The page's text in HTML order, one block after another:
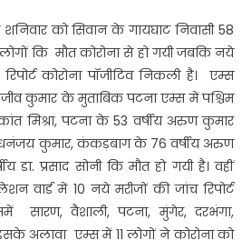
को सिवान के गायघाट निवासी 58
लोगों कि मौत कोरोना से हो गयी जबकि नये
कोरोना पॉजीटिव निकली है। एम्स
कुमार के मुताबिक पटना एम्स में पश्चिम
मिश्रा, पटना के 53 वर्षीय अरुण कुमार
धनंजय कुमार, कंकड़बाग के 76 वर्षीय अरुण
डा. प्रसाद सोनी कि मौत हो गयी है। वहीं
वार्ड में 10 नये मरीजों की जांच रिपोर्ट
सारण, वैशाली, पटना, मुंगेर, दरभंगा,
अलावा एम्स में 11 लोगों ने कोरोना को